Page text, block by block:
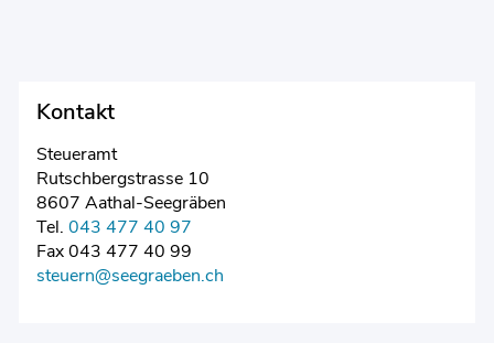
Kontakt
Steueramt
Rutschbergstrasse 10
8607 Aathal-Seegräben
Tel. 043 477 40 97
Fax 043 477 40 99
steuern@seegraeben.ch